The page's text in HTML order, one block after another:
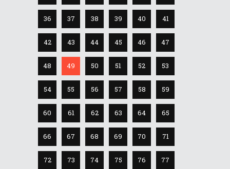
36 37 38 39 40 41
42 43 44 45 46 47
48 49 50 51 52 53
54 55 56 57 58 59
60 61 62 63 64 65
66 67 68 69 70 71
72 73 74 75 76 77